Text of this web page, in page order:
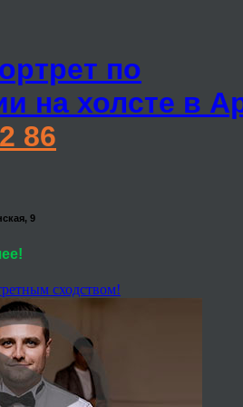
по
на холсте в
86
9
сходством!